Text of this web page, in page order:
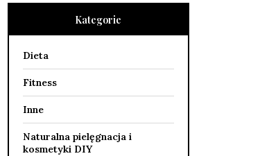
Kategorie
Dieta
Fitness
Inne
Naturalna pielęgnacja i
kosmetyki DIY